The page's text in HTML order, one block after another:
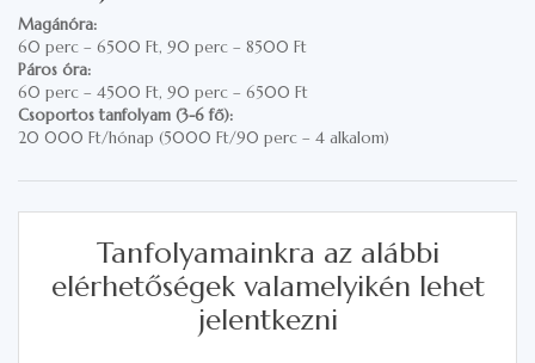
Magánóra:
60 perc – 6500 Ft, 90 perc – 8500 Ft
Páros óra:
60 perc – 4500 Ft, 90 perc – 6500 Ft
Csoportos tanfolyam (3-6 fő):
20 000 Ft/hónap (5000 Ft/90 perc – 4 alkalom)
Tanfolyamainkra az alábbi
elérhetőségek valamelyikén lehet
jelentkezni